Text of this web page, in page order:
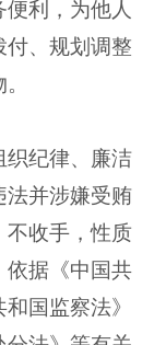
利，为他人
付、规划调整
织纪律、廉洁
法并涉嫌受贿
不收手，性质
依据《中国共
国监察法》